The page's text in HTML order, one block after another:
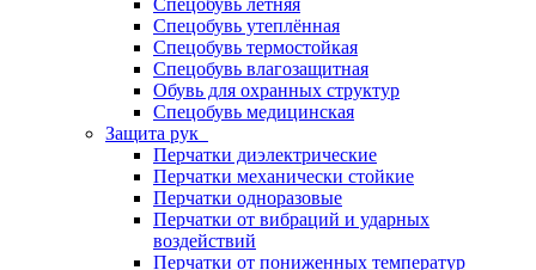
Спецобувь летняя
Спецобувь утеплённая
Спецобувь термостойкая
Спецобувь влагозащитная
Обувь для охранных структур
Спецобувь медицинская
Защита рук
Перчатки диэлектрические
Перчатки механически стойкие
Перчатки одноразовые
Перчатки от вибраций и ударных
воздействий
Перчатки от пониженных температур